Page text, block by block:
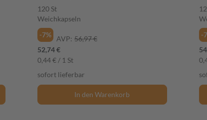
120 St
Weichkapseln
-7%
AVP: 56,97 €
52,74 €
0,44 € / 1 St
sofort lieferbar
In den Warenkorb
-